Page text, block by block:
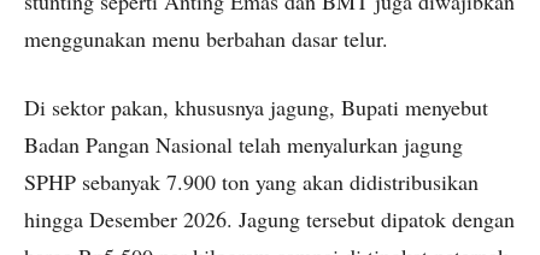
menggunakan menu berbahan dasar telur.
Di sektor pakan, khususnya jagung, Bupati menyebut
Badan Pangan Nasional telah menyalurkan jagung
SPHP sebanyak 7.900 ton yang akan didistribusikan
hingga Desember 2026. Jagung tersebut dipatok dengan